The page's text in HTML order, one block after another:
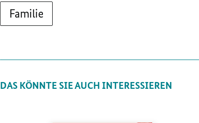
Familie
DAS KÖNNTE SIE AUCH INTERESSIEREN